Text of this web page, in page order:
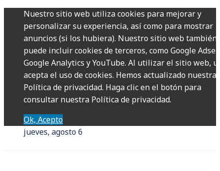
Nuestro sitio web utiliza cookies para mejorar y
personalizar su experiencia, así como para mostrar
anuncios (si los hubiera). Nuestro sitio web también
puede incluir cookies de terceros, como Google
Google Analytics y YouTube. Al utilizar el sitio web,
acepta el uso de cookies. Hemos actualizado nuestra
Política de privacidad. Haga clic en el botón para
consultar nuestra Política de privacidad.
Ok, Acepto
jueves, agosto 6